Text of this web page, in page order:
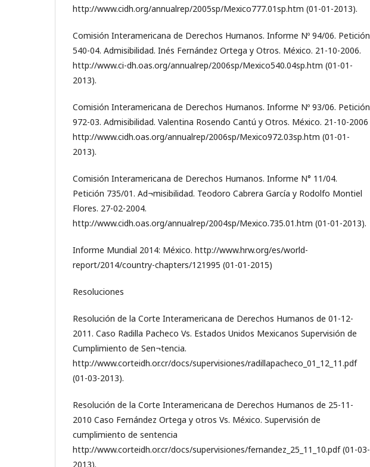
http://www.cidh.org/annualrep/2005sp/Mexico777.01sp.htm (01-01-2013).
Comisión Interamericana de Derechos Humanos. Informe Nº 94/06. Petición
540-04. Admisibilidad. Inés Fernández Ortega y Otros. México. 21-10-2006.
http://www.ci-dh.oas.org/annualrep/2006sp/Mexico540.04sp.htm (01-01-
2013).
Comisión Interamericana de Derechos Humanos. Informe Nº 93/06. Petición
972-03. Admisibilidad. Valentina Rosendo Cantú y Otros. México. 21-10-2006
http://www.cidh.oas.org/annualrep/2006sp/Mexico972.03sp.htm (01-01-
2013).
Comisión Interamericana de Derechos Humanos. Informe N° 11/04.
Petición 735/01. Ad¬misibilidad. Teodoro Cabrera García y Rodolfo Montiel
Flores. 27-02-2004.
http://www.cidh.oas.org/annualrep/2004sp/Mexico.735.01.htm (01-01-2013).
Informe Mundial 2014: México. http://www.hrw.org/es/world-
report/2014/country-chapters/121995 (01-01-2015)
Resoluciones
Resolución de la Corte Interamericana de Derechos Humanos de 01-12-
2011. Caso Radilla Pacheco Vs. Estados Unidos Mexicanos Supervisión de
Cumplimiento de Sen¬tencia.
http://www.corteidh.or.cr/docs/supervisiones/radillapacheco_01_12_11.pdf
(01-03-2013).
Resolución de la Corte Interamericana de Derechos Humanos de 25-11-
2010 Caso Fernández Ortega y otros Vs. México. Supervisión de
cumplimiento de sentencia
http://www.corteidh.or.cr/docs/supervisiones/fernandez_25_11_10.pdf (01-03-
2013).